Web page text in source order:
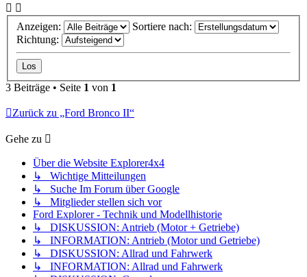
Anzeigen:
Sortiere nach:
Richtung:
3 Beiträge • Seite 1 von 1
Zurück zu „Ford Bronco II“
Gehe zu
Über die Website Explorer4x4
↳ Wichtige Mitteilungen
↳ Suche Im Forum über Google
↳ Mitglieder stellen sich vor
Ford Explorer - Technik und Modellhistorie
↳ DISKUSSION: Antrieb (Motor + Getriebe)
↳ INFORMATION: Antrieb (Motor und Getriebe)
↳ DISKUSSION: Allrad und Fahrwerk
↳ INFORMATION: Allrad und Fahrwerk